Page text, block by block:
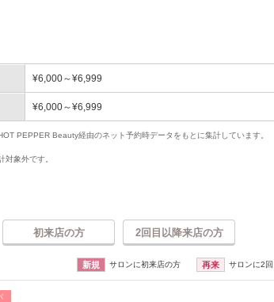
¥6,000～¥6,999
¥6,000～¥6,999
PEPPER Beauty経由のネット予約時データをもとに集計しています。
象外です。
初来店の方 2回目以降来店の方
新規 サロンに初来店の方 再来 サロンに2